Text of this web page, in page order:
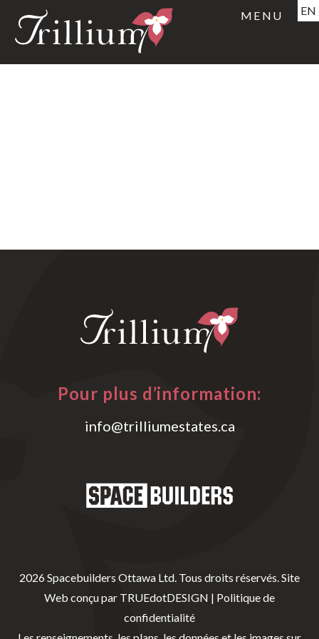
EN
MENU
Pour plus d’information:
info@trilliumestates.ca
2026 Spacebuilders Ottawa Ltd. Tous droits réservés. Site
Web conçu par TRUEdotDESIGN | Politique de
confidentialité